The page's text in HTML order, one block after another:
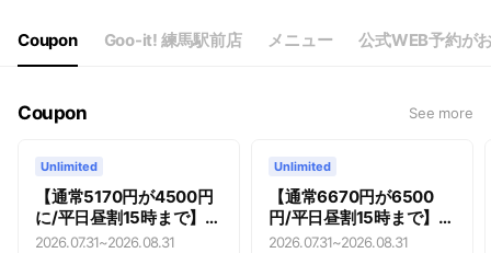
年中無休（年末年始の一部を除く）
Coupon Goo-it! 練馬駅前店 メニュー 公式WEB予約が
Coupon See more
Unlimited
【通常5170円が4500円
に/平日昼割15時まで】全
身もみほぐし30分 + リフ
2026.07.31~2026.08.31
Unlimited
【通常6670円が6500
円/平日昼割15時まで】全
身もみほぐし60分 + リフ
2026.07.31~2026.08.31